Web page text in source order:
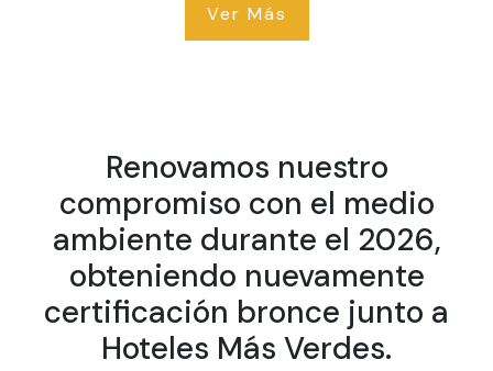
Ver Más
Renovamos nuestro
compromiso con el medio
ambiente durante el 2026,
obteniendo nuevamente
certificación bronce junto a
Hoteles Más Verdes.